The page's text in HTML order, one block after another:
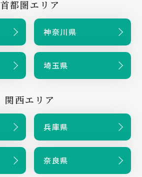
首都圏エリア
神奈川県
埼玉県
関西エリア
兵庫県
奈良県